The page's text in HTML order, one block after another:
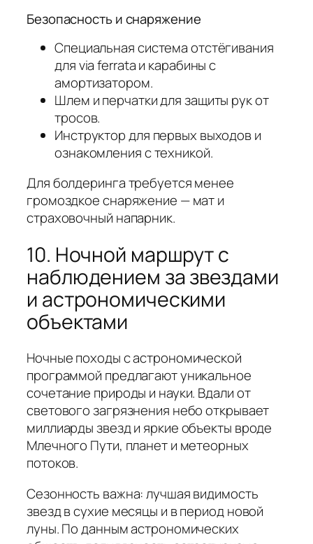
Безопасность и снаряжение
Специальная система отстёгивания
для via ferrata и карабины с
амортизатором.
Шлем и перчатки для защиты рук от
тросов.
Инструктор для первых выходов и
ознакомления с техникой.
Для болдеринга требуется менее
громоздкое снаряжение — мат и
страховочный напарник.
10. Ночной маршрут с
наблюдением за звездами
и астрономическими
объектами
Ночные походы с астрономической
программой предлагают уникальное
сочетание природы и науки. Вдали от
светового загрязнения небо открывает
миллиарды звезд и яркие объекты вроде
Млечного Пути, планет и метеорных
потоков.
Сезонность важна: лучшая видимость
звезд в сухие месяцы и в период новой
луны. По данным астрономических